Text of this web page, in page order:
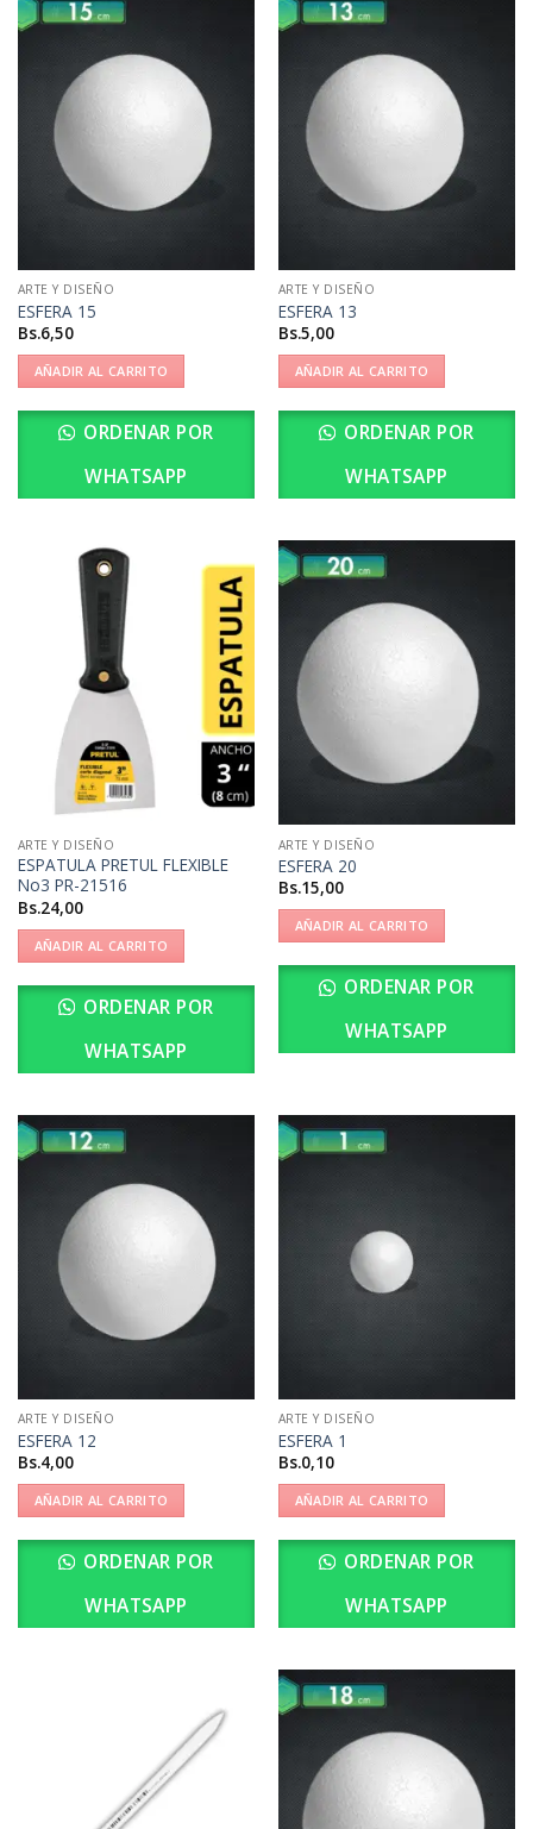
ARTE Y DISEÑO
ESFERA 15
Bs.6,50
AÑADIR AL CARRITO
ORDENAR POR
WHATSAPP
ARTE Y DISEÑO
ESFERA 13
Bs.5,00
AÑADIR AL CARRITO
ORDENAR POR
WHATSAPP
ARTE Y DISEÑO
ESPATULA PRETUL FLEXIBLE
No3 PR-21516
Bs.24,00
AÑADIR AL CARRITO
ORDENAR POR
WHATSAPP
ARTE Y DISEÑO
ESFERA 20
Bs.15,00
AÑADIR AL CARRITO
ORDENAR POR
WHATSAPP
ARTE Y DISEÑO
ESFERA 12
Bs.4,00
AÑADIR AL CARRITO
ORDENAR POR
WHATSAPP
ARTE Y DISEÑO
ESFERA 1
Bs.0,10
AÑADIR AL CARRITO
ORDENAR POR
WHATSAPP